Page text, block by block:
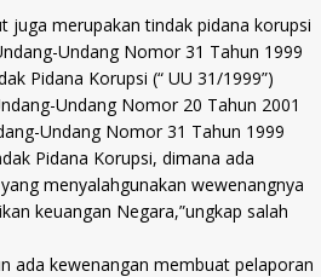
juga merupakan tindak pidana korupsi
Undang Nomor 31 Tahun 1999
Pidana Korupsi (“ UU 31/1999”)
Undang Nomor 20 Tahun 2001
Undang Nomor 31 Tahun 1999
Pidana Korupsi, dimana ada
menyalahgunakan wewenangnya
keuangan Negara,”ungkap salah
ada kewenangan membuat pelaporan